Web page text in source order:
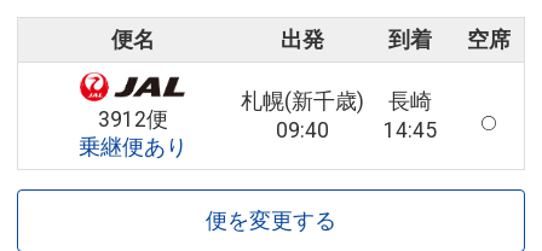
便名 出発 到着 空席
3912便
乗継便あり
札幌(新千歳)
09:40
長崎
14:45
便を変更する